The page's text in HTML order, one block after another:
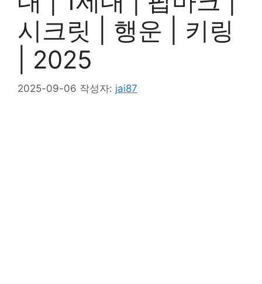
시크릿 | 행운 | 키링
| 2025
2025-09-06 작성자: jai87